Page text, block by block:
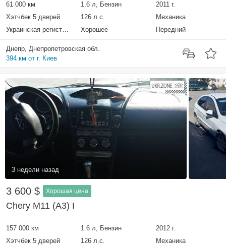
61 000 км 1.6 л, Бензин
2011 г.
Хэтчбек 5 дверей
126 л.с.
Механика
Украинская регистрация
Хорошее Передний
Днепр, Днепропетровская обл.
394 км от г. Киев
3 недели назад
3 600 $ Хорошая цена
Chery M11 (A3) I
157 000 км 1.6 л, Бензин
2012 г.
Хэтчбек 5 дверей
126 л.с.
Механика